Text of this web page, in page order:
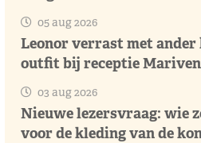
05 aug 2026
Leonor verrast met ander
outfit bij receptie
03 aug 2026
Nieuwe lezersvraag: wie
voor de kleding van de